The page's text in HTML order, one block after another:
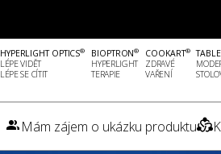
HYPERLIGHT OPTICS®
LÉPE VIDĚT
LÉPE SE CÍTIT
BIOPTRON®
HYPERLIGHT
TERAPIE
COOKART®
ZDRAVÉ
VAŘENÍ
Mám zájem o ukázku produktu